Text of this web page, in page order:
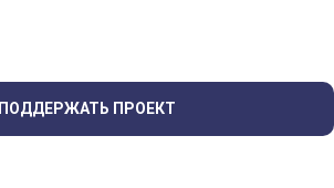
ПОДДЕРЖАТЬ ПРОЕКТ